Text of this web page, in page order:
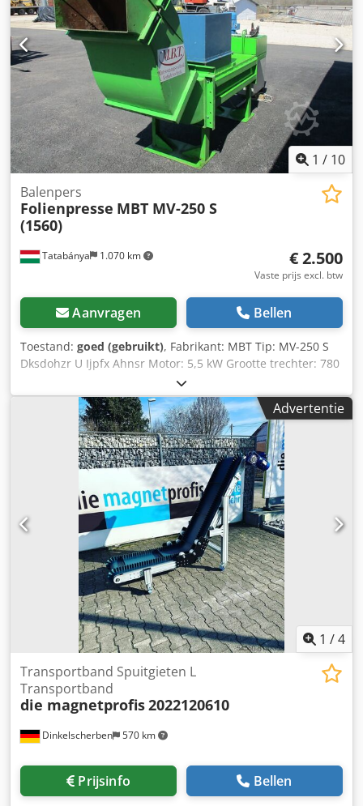
1 / 10
Tatabánya 1.070 km
Balenpers
Folienpresse MBT MV-250 S
(1560)
€ 2.500
Vaste prijs excl. btw
Aanvragen Bellen
Toestand: goed (gebruikt), Fabrikant: MBT Tip: MV-250 S
Dksdohzr U Ijpfx Ahnsr Motor: 5,5 kW Grootte trechter: 780
x 600 mm Afmetingen behuizing: 3500 x 1000 x 2200 mm
Advertentie
1 /4
Dinkelscherben 570 km
Transportband Spuitgieten L
Transportband
die magnetprofis2022120610
Prijsinfo Bellen